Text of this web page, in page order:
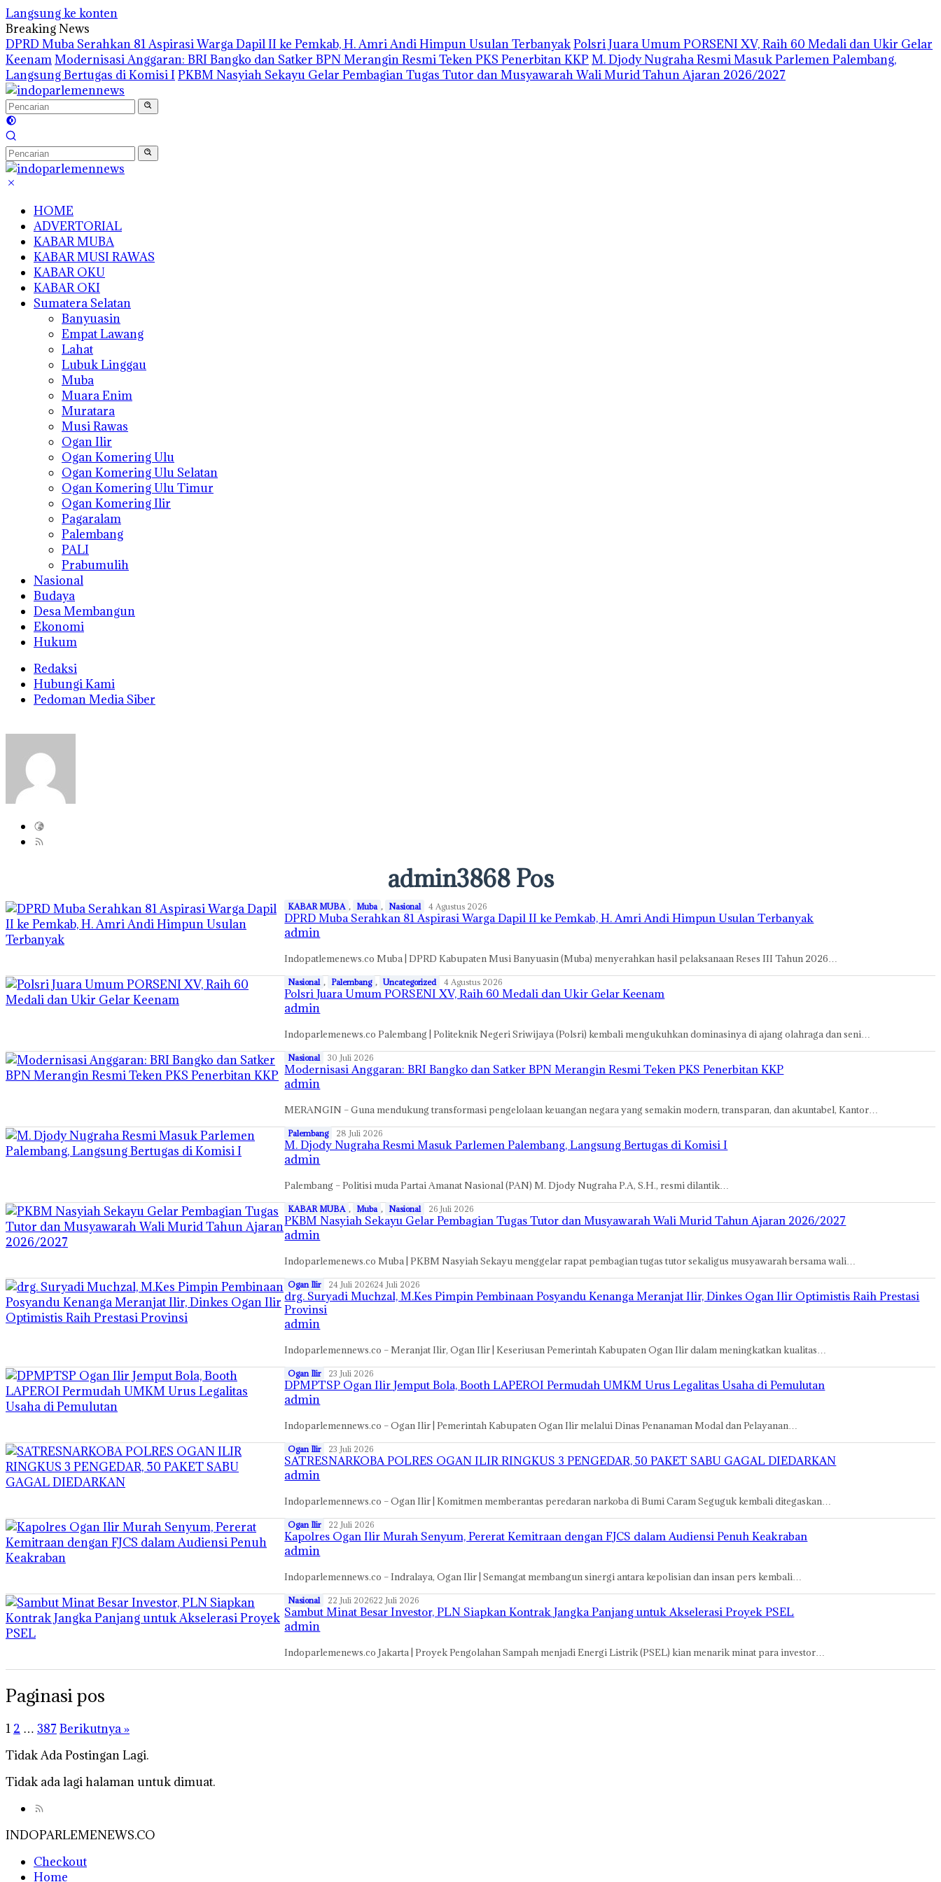
Langsung ke konten
Breaking News
DPRD Muba Serahkan 81 Aspirasi Warga Dapil II ke Pemkab, H. Amri Andi Himpun Usulan TerbanyakPolsri Juara Umum PORSENI XV, Raih 60 Medali dan Ukir Gelar
KeenamModernisasi Anggaran: BRI Bangko dan Satker BPN Merangin Resmi Teken PKS Penerbitan KKP M. Djody Nugraha Resmi Masuk Parlemen Palembang,
Langsung Bertugas di Komisi I PKBM Nasyiah Sekayu Gelar Pembagian Tugas Tutor dan Musyawarah Wali Murid Tahun Ajaran 2026/2027
HOME
ADVERTORIAL
KABAR MUBA
KABAR MUSI RAWAS
KABAR OKU
KABAR OKI
Sumatera Selatan
Banyuasin
Empat Lawang
Lahat
Lubuk Linggau
Muba
Muara Enim
Muratara
Musi Rawas
Ogan Ilir
Ogan Komering Ulu
Ogan Komering Ulu Selatan
Ogan Komering Ulu Timur
Ogan Komering Ilir
Pagaralam
Palembang
PALI
Prabumulih
Nasional
Budaya
Desa Membangun
Ekonomi
Hukum
Redaksi
Hubungi Kami
Pedoman Media Siber
admin3868 Pos
KABAR MUBA , Muba , Nasional 4 Agustus 2026
DPRD Muba Serahkan 81 Aspirasi Warga Dapil II ke Pemkab, H. Amri Andi Himpun Usulan Terbanyak
admin
Indopatlemenews.co Muba | DPRD Kabupaten Musi Banyuasin (Muba) menyerahkan hasil pelaksanaan Reses III Tahun 2026…
Nasional , Palembang , Uncategorized 4 Agustus 2026
Polsri Juara Umum PORSENI XV, Raih 60 Medali dan Ukir Gelar Keenam
admin
Indoparlemenews.co Palembang | Politeknik Negeri Sriwijaya (Polsri) kembali mengukuhkan dominasinya di ajang olahraga dan seni…
Nasional 30 Juli 2026
Modernisasi Anggaran: BRI Bangko dan Satker BPN Merangin Resmi Teken PKS Penerbitan KKP
admin
MERANGIN – Guna mendukung transformasi pengelolaan keuangan negara yang semakin modern, transparan, dan akuntabel, Kantor…
Palembang 28 Juli 2026
M. Djody Nugraha Resmi Masuk Parlemen Palembang, Langsung Bertugas di Komisi I
admin
Palembang – Politisi muda Partai Amanat Nasional (PAN) M. Djody Nugraha P.A, S.H., resmi dilantik…
KABAR MUBA , Muba , Nasional 26 Juli 2026
PKBM Nasyiah Sekayu Gelar Pembagian Tugas Tutor dan Musyawarah Wali Murid Tahun Ajaran 2026/2027
admin
Indoparlemenews.co Muba | PKBM Nasyiah Sekayu menggelar rapat pembagian tugas tutor sekaligus musyawarah bersama wali…
Ogan Ilir 24 Juli 202624 Juli 2026
drg. Suryadi Muchzal, M.Kes Pimpin Pembinaan Posyandu Kenanga Meranjat Ilir, Dinkes Ogan Ilir Optimistis Raih Prestasi
Provinsi
admin
Indoparlemennews.co – Meranjat Ilir, Ogan Ilir | Keseriusan Pemerintah Kabupaten Ogan Ilir dalam meningkatkan kualitas…
Ogan Ilir 23 Juli 2026
DPMPTSP Ogan Ilir Jemput Bola, Booth LAPEROI Permudah UMKM Urus Legalitas Usaha di Pemulutan
admin
Indoparlemennews.co – Ogan Ilir | Pemerintah Kabupaten Ogan Ilir melalui Dinas Penanaman Modal dan Pelayanan…
Ogan Ilir 23 Juli 2026
SATRESNARKOBA POLRES OGAN ILIR RINGKUS 3 PENGEDAR, 50 PAKET SABU GAGAL DIEDARKAN
admin
Indoparlemennews.co – Ogan Ilir | Komitmen memberantas peredaran narkoba di Bumi Caram Seguguk kembali ditegaskan…
Ogan Ilir 22 Juli 2026
Kapolres Ogan Ilir Murah Senyum, Pererat Kemitraan dengan FJCS dalam Audiensi Penuh Keakraban
admin
Indoparlemennews.co – Indralaya, Ogan Ilir | Semangat membangun sinergi antara kepolisian dan insan pers kembali…
Nasional 22 Juli 202622 Juli 2026
Sambut Minat Besar Investor, PLN Siapkan Kontrak Jangka Panjang untuk Akselerasi Proyek PSEL
admin
Indoparlemenews.co Jakarta | Proyek Pengolahan Sampah menjadi Energi Listrik (PSEL) kian menarik minat para investor…
Paginasi pos
1 2 … 387 Berikutnya »
Tidak Ada Postingan Lagi.
Tidak ada lagi halaman untuk dimuat.
INDOPARLEMENEWS.CO
Checkout
Home